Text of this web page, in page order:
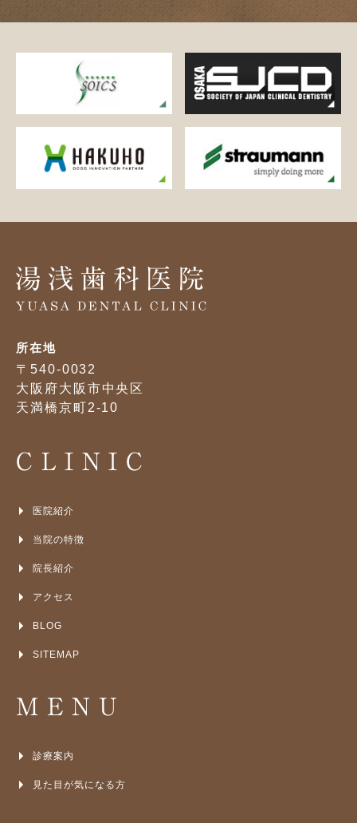
所在地
〒540-0032
大阪府大阪市中央区
天満橋京町2-10
CLINIC
医院紹介
当院の特徴
院長紹介
アクセス
BLOG
SITEMAP
MENU
診療案内
見た目が気になる方